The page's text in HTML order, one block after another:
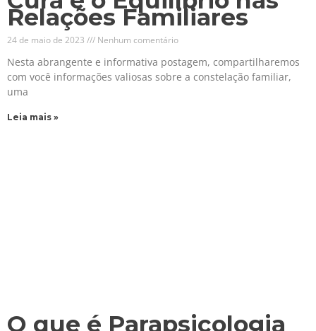
Relações Familiares
24 de maio de 2023 Nenhum comentário
Nesta abrangente e informativa postagem, compartilharemos
com você informações valiosas sobre a constelação familiar,
uma
Leia mais »
O que é Parapsicologia